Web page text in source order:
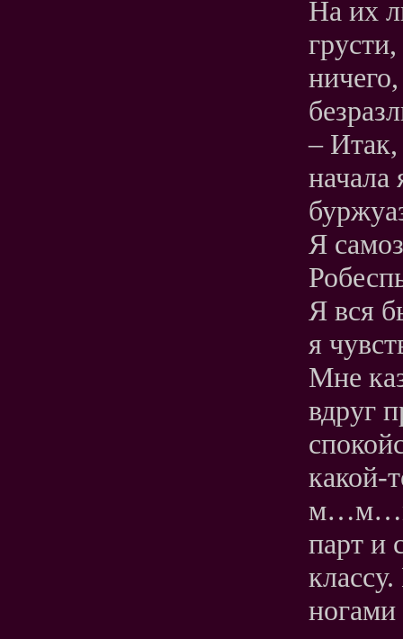
На их
– Итак,
начала
Я
Я вся
я
Мне
вдруг
какой-
парт и
ногами